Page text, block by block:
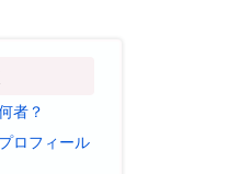
者？
ロフィール